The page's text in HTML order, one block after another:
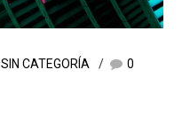
SIN CATEGORÍA 0